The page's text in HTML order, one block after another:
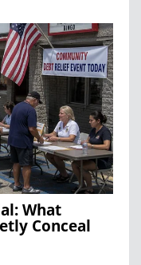
What
Conceal